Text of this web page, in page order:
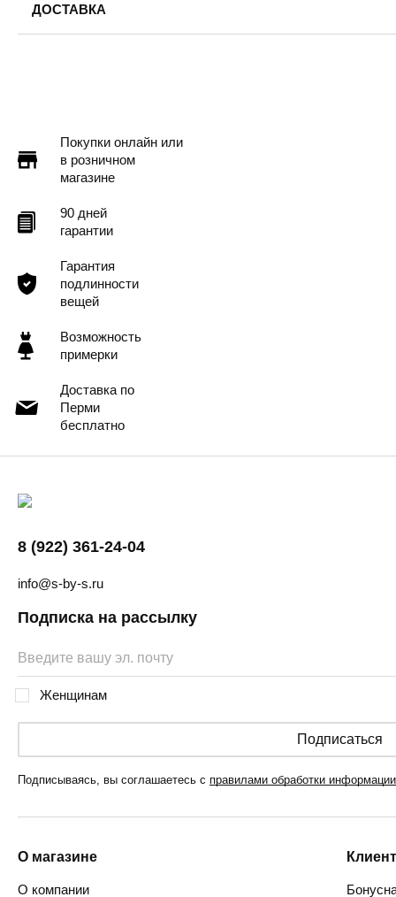
Обхват бедер: 92
На модели размер одежды: 40-42
ДОСТАВКА
Пермь — бесплатно
Покупки онлайн или
в розничном
магазине
90 дней
гарантии
Гарантия
подлинности
вещей
Возможность
примерки
Доставка по
Перми
бесплатно
8 (922) 361-24-04
info@s-by-s.ru
Подписка на рассылку
Женщинам
Подписаться
Подписываясь, вы соглашаетесь с правилами обработки информации
О магазине
О компании